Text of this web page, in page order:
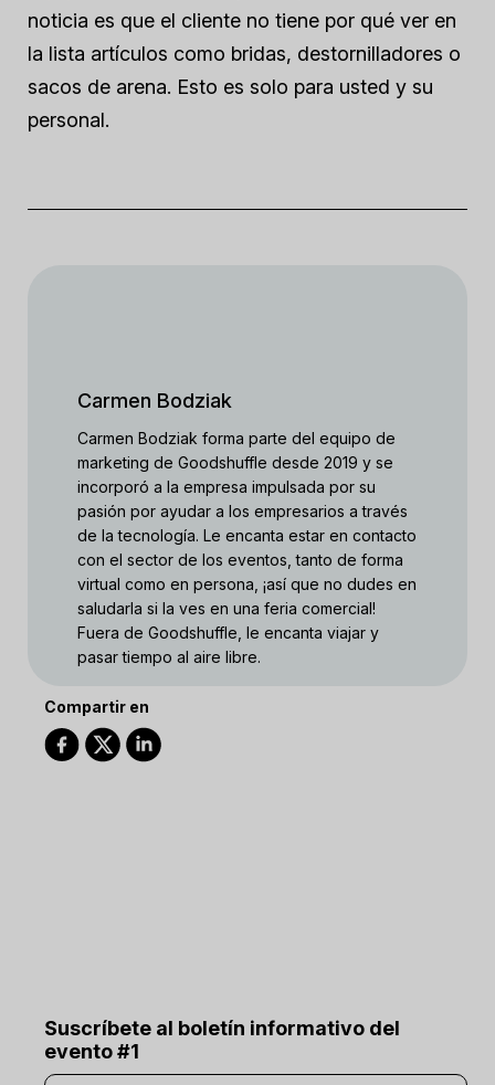
noticia es que el cliente no tiene por qué ver en
la lista artículos como bridas, destornilladores o
sacos de arena. Esto es solo para usted y su
personal.
Carmen Bodziak
Carmen Bodziak forma parte del equipo de
marketing de Goodshuffle desde 2019 y se
incorporó a la empresa impulsada por su
pasión por ayudar a los empresarios a través
de la tecnología. Le encanta estar en contacto
con el sector de los eventos, tanto de forma
virtual como en persona, ¡así que no dudes en
saludarla si la ves en una feria comercial!
Fuera de Goodshuffle, le encanta viajar y
pasar tiempo al aire libre.
Compartir en
Suscríbete al boletín informativo del
evento #1